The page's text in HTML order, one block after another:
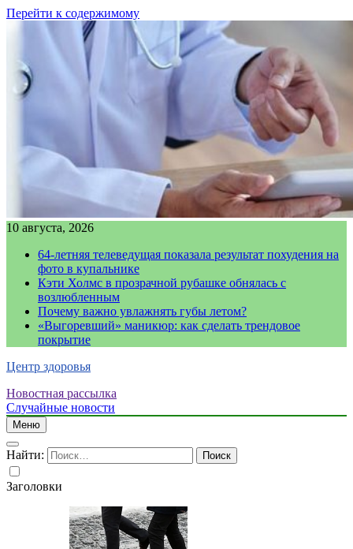
Перейти к содержимому
10 августа, 2026
64-летняя телеведущая показала результат похудения на
фото в купальнике
Кэти Холмс в прозрачной рубашке обнялась с
возлюбленным
Почему важно увлажнять губы летом?
«Выгоревший» маникюр: как сделать трендовое
покрытие
Центр здоровья
Новостная рассылка
Случайные новости
Меню
Найти:
Заголовки